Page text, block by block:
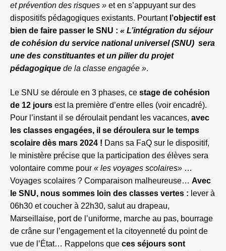
et prévention des risques » et en s’appuyant sur des
dispositifs pédagogiques existants. Pourtant l’objectif est
bien de faire passer le SNU : « L’intégration du séjour
de cohésion du service national universel (SNU) sera
une des constituantes et un pilier du projet
pédagogique de la classe engagée ».
Le SNU se déroule en 3 phases, ce stage de cohésion
de 12 jours est la première d’entre elles (voir encadré).
Pour l’instant il se déroulait pendant les vacances, avec
les classes engagées, il se déroulera sur le temps
scolaire dès mars 2024 ! Dans sa FaQ sur le dispositif,
le ministère précise que la participation des élèves sera
volontaire comme pour « les voyages scolaires» …
Voyages scolaires ? Comparaison malheureuse… Avec
le SNU, nous sommes loin des classes vertes : lever à
06h30 et coucher à 22h30, salut au drapeau,
Marseillaise, port de l’uniforme, marche au pas, bourrage
de crâne sur l’engagement et la citoyenneté du point de
vue de l’État… Rappelons que ces séjours sont